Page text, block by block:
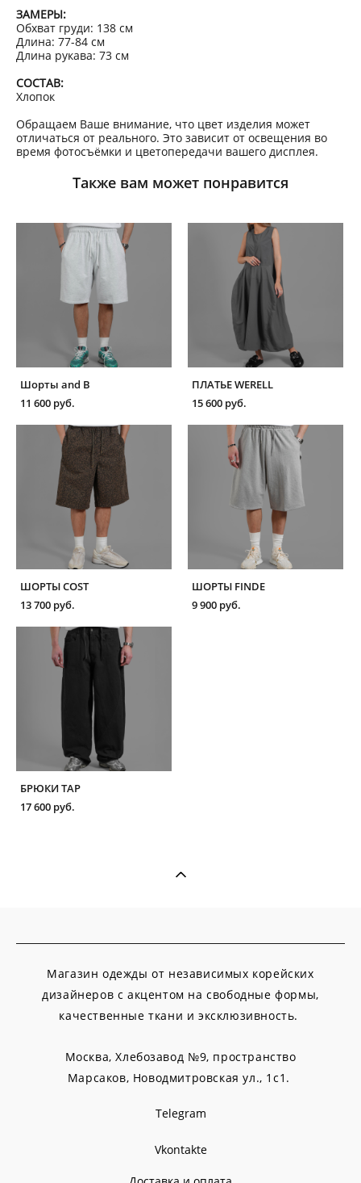
ЗАМЕРЫ:
Обхват груди: 138 см
Длина: 77-84 см
Длина рукава: 73 см
СОСТАВ:
Хлопок
Обращаем Ваше внимание, что цвет изделия может
отличаться от реального. Это зависит от освещения во
время фотосъёмки и цветопередачи вашего дисплея.
Также вам может понравится
Шорты and B
11 600 pуб.
ПЛАТЬЕ WERELL
15 600 pуб.
ШОРТЫ COST
13 700 pуб.
ШОРТЫ FINDE
9 900 pуб.
БРЮКИ TAP
17 600 pуб.
Магазин одежды от независимых корейских
дизайнеров с акцентом на свободные формы,
качественные ткани и эксклюзивность.
Москва, Хлебозавод №9, пространство
Марсаков, Новодмитровская ул., 1с1.
Telegram
Vkontakte